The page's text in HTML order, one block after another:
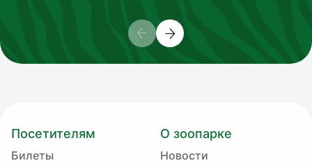
Посетителям
Билеты
О зоопарке
Новости